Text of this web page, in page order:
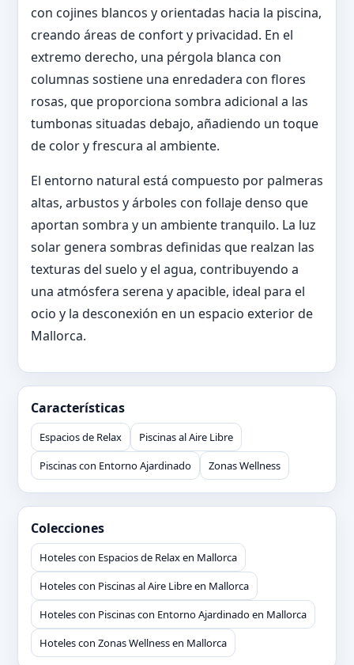
con cojines blancos y orientadas hacia la piscina,
creando áreas de confort y privacidad. En el
extremo derecho, una pérgola blanca con
columnas sostiene una enredadera con flores
rosas, que proporciona sombra adicional a las
tumbonas situadas debajo, añadiendo un toque
de color y frescura al ambiente.
El entorno natural está compuesto por palmeras
altas, arbustos y árboles con follaje denso que
aportan sombra y un ambiente tranquilo. La luz
solar genera sombras definidas que realzan las
texturas del suelo y el agua, contribuyendo a
una atmósfera serena y apacible, ideal para el
ocio y la desconexión en un espacio exterior de
Mallorca.
Características
Espacios de Relax
Piscinas al Aire Libre
Piscinas con Entorno Ajardinado
Zonas Wellness
Colecciones
Hoteles con Espacios de Relax en Mallorca
Hoteles con Piscinas al Aire Libre en Mallorca
Hoteles con Piscinas con Entorno Ajardinado en Mallorca
Hoteles con Zonas Wellness en Mallorca